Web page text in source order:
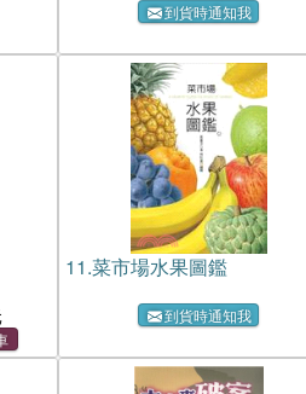
到貨時通知我
11.菜市場水果圖鑑
到貨時通知我